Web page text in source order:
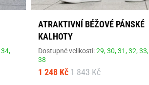
34,
ATRAKTIVNÍ BÉŽOVÉ PÁNSKÉ
KALHOTY
Dostupné velikosti:29,30,31,32,33,
38
1 248 Kč 1 843 Kč